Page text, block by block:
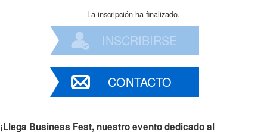
La inscripción ha finalizado.
INSCRIBIRSE
CONTACTO
¡Llega Business Fest, nuestro evento dedicado al